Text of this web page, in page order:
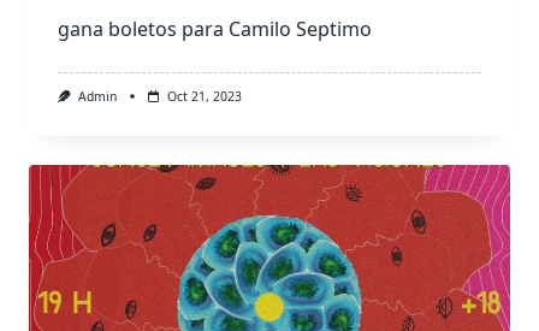
gana boletos para Camilo Septimo
Admin Oct 21, 2023